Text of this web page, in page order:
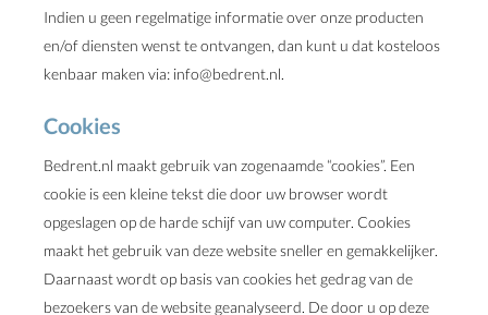
Indien u geen regelmatige informatie over onze producten
en/of diensten wenst te ontvangen, dan kunt u dat kosteloos
kenbaar maken via: info@bedrent.nl.
Cookies
Bedrent.nl maakt gebruik van zogenaamde “cookies”. Een
cookie is een kleine tekst die door uw browser wordt
opgeslagen op de harde schijf van uw computer. Cookies
maakt het gebruik van deze website sneller en gemakkelijker.
Daarnaast wordt op basis van cookies het gedrag van de
bezoekers van de website geanalyseerd. De door u op deze